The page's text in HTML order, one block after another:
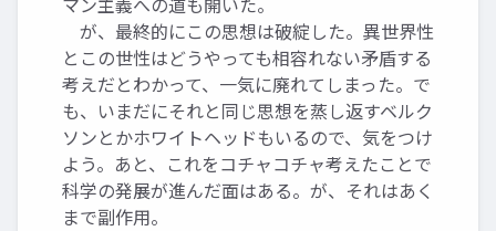
が、最終的にこの思想は破綻した。異世界性
とこの世性はどうやっても相容れない矛盾する
考えだとわかって、一気に廃れてしまった。で
も、いまだにそれと同じ思想を蒸し返すベルク
ソンとかホワイトヘッドもいるので、気をつけ
よう。あと、これをコチャコチャ考えたことで
科学の発展が進んだ面はある。が、それはあく
まで副作用。